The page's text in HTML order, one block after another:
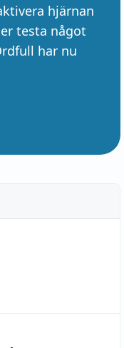
hjärnan
testa något
har nu